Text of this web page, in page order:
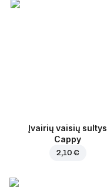
Įvairių vaisių sultys
Cappy
2,10 €